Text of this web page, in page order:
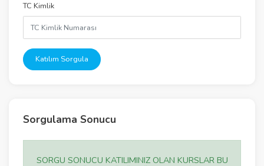
TC Kimlik
Katılım Sorgula
Sorgulama Sonucu
SORGU SONUCU KATILIMINIZ OLAN KURSLAR BU